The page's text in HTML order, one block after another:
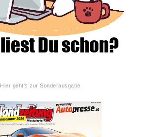
Hier geht's zur Sonderausgabe